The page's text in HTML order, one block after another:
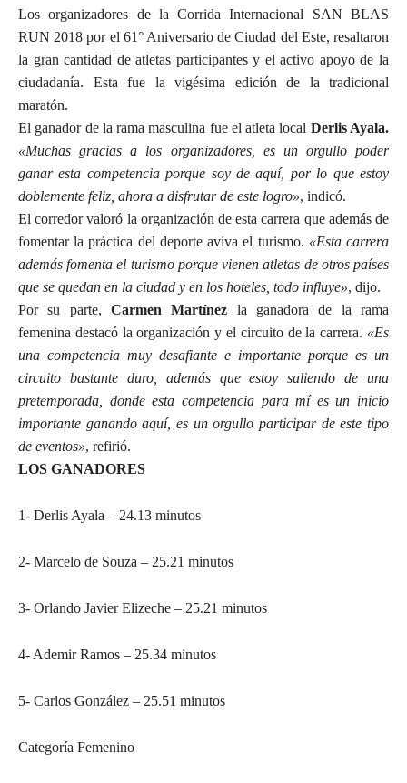
Los organizadores de la Corrida Internacional SAN BLAS
RUN 2018 por el 61° Aniversario de Ciudad del Este, resaltaron
la gran cantidad de atletas participantes y el activo apoyo de la
ciudadanía. Esta fue la vigésima edición de la tradicional
maratón.
El ganador de la rama masculina fue el atleta local Derlis Ayala.
«Muchas gracias a los organizadores, es un orgullo poder
ganar esta competencia porque soy de aquí, por lo que estoy
doblemente feliz, ahora a disfrutar de este logro», indicó.
El corredor valoró la organización de esta carrera que además de
fomentar la práctica del deporte aviva el turismo. «Esta carrera
además fomenta el turismo porque vienen atletas de otros países
que se quedan en la ciudad y en los hoteles, todo influye», dijo.
Por su parte, Carmen Martínez la ganadora de la rama
femenina destacó la organización y el circuito de la carrera. «Es
una competencia muy desafiante e importante porque es un
circuito bastante duro, además que estoy saliendo de una
pretemporada, donde esta competencia para mí es un inicio
importante ganando aquí, es un orgullo participar de este tipo
de eventos», refirió.
LOS GANADORES
1- Derlis Ayala – 24.13 minutos
2- Marcelo de Souza – 25.21 minutos
3- Orlando Javier Elizeche – 25.21 minutos
4- Ademir Ramos – 25.34 minutos
5- Carlos González – 25.51 minutos
Categoría Femenino